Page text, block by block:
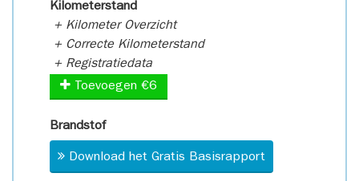
Kilometerstand
+ Kilometer Overzicht
+ Correcte Kilometerstand
+ Registratiedata
Toevoegen €6
Brandstof
Download het Gratis Basisrapport